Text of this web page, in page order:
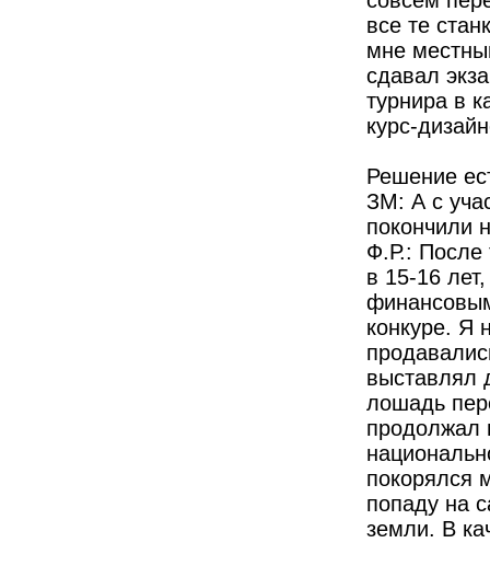
все те
мне
сдавал
турнира в
курс-
Решение
ЗМ: А с
покончили
Ф.Р.: После
в 15-16
конкуре. Я
выставлял
лошадь
продолжал
покорялся
попаду на
земли. В